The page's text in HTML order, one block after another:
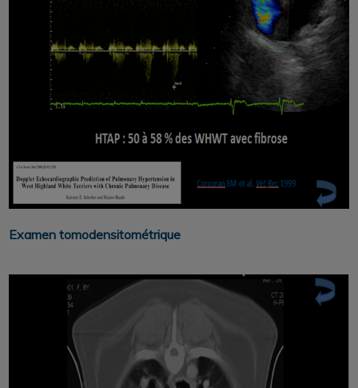
Examen tomodensitométrique